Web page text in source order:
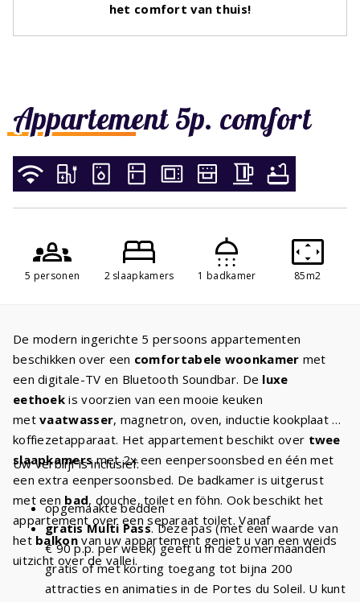
Appartement 5p. comfort
5 personen 2 slaapkamers 1 badkamer 85m2
De modern ingerichte 5 persoons appartementen
beschikken over een comfortabele woonkamer met
een digitale-TV en Bluetooth Soundbar. De luxe
eethoek is voorzien van een mooie keuken
metvaatwasser, magnetron, oven, inductie kookplaat en
koffiezetapparaat. Het appartement beschikt over twee
slaapkamersmet 2x een eenpersoonsbed en één met
een extra eenpersoonsbed. De badkamer is uitgerust
met een bad, douche, toilet en föhn. Ook beschikt het
appartement over een separaat toilet. Vanaf
hetbalkonvan uw appartement geniet u van een weids
uitzicht over de vallei.
Uw verblijf is inclusief:
opgemaakte bedden
gratis Multi Pass. Deze pas (met een waarde van
€ 90 p.p. per week) geeft u in de zomermaanden
gratis of met korting toegang tot bijna 200
attracties en animaties in de Portes du Soleil. U kunt
het comfort van thuis!